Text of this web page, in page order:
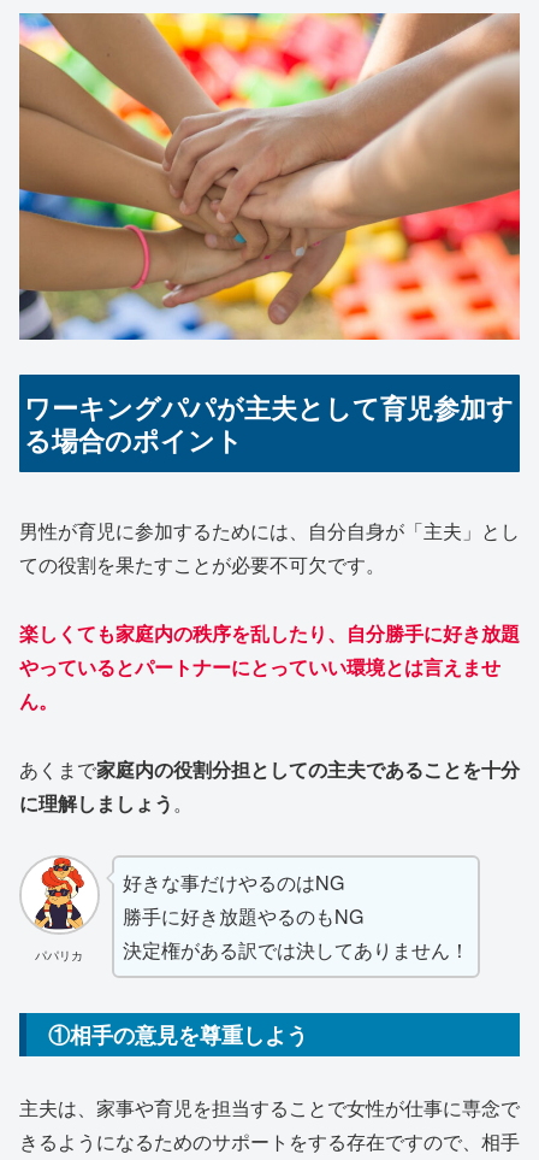
ワーキングパパが主夫として育児参加す
る場合のポイント
男性が育児に参加するためには、自分自身が「主夫」とし
ての役割を果たすことが必要不可欠です。
楽しくても家庭内の秩序を乱したり、自分勝手に好き放題
やっているとパートナーにとっていい環境とは言えませ
ん。
あくまで家庭内の役割分担としての主夫であることを十分
に理解しましょう。
パパリカ
好きな事だけやるのはNG
勝手に好き放題やるのもNG
決定権がある訳では決してありません！
①相手の意見を尊重しよう
主夫は、家事や育児を担当することで女性が仕事に専念で
きるようになるためのサポートをする存在ですので、相手